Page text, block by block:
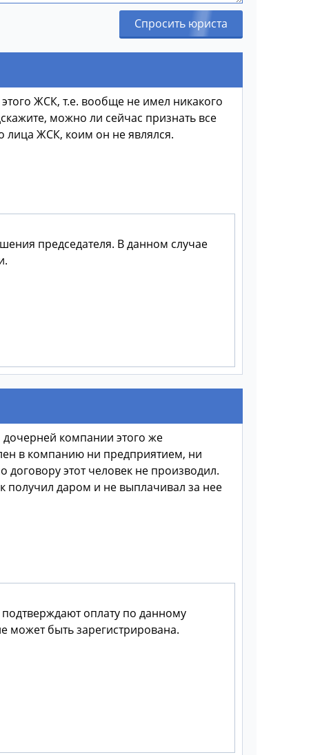
Спросить юриста
ЖСК, т.е. вообще не имел никакого
можно ли сейчас признать все
лица ЖСК, коим он не являлся.
председателя. В данном случае
компании этого же
в компанию ни предприятием, ни
этот человек не производил.
получил даром и не выплачивал за нее
оплату по данному
может быть зарегистрирована.